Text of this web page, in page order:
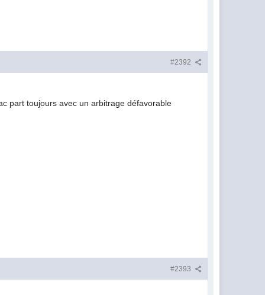
#2392
part toujours avec un arbitrage défavorable
#2393